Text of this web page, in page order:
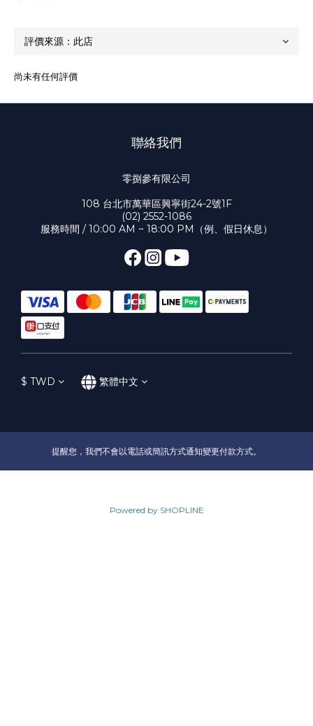
尚未有任何評價
聯絡我們
零捌參有限公司
108 台北市萬華區興寧街24-2號1F
(02) 2552-1086
服務時間 / 10:00 AM ~ 18:00 PM（例、假日休息）
$ TWD 繁體中文
提醒您，我們不會以電話或簡訊方式通知變更付款方式。
Powered by SHOPLINE